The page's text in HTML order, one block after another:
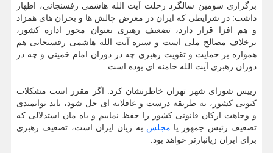
برگزاری سومین سالگرد رحلت آیت الله هاشمی رفسنجانی، اظهار
داشت: در شرایطی كه ایران در معرض چالش ها و بحران های همزاد
و هم افزا قرار دارد، تضعیف رهبری بعنوان محور اداره كشور،
برخلاف مصالح ملی است و سیره آیت الله هاشمی رفسنجانی هم
همواره بر حمایت و تقویت رهبری چه در دوران امام خمینی و چه در
دوران رهبری آیت الله خامنه ای بوده است.
رییس شورای شهر تهران خاطرنشان كرد: اگر مقرر است مشكلات
كنونی كشور، به طریقه درست و عاقلانه ای حل شود، باید توانمندی
و وجاهت اركان قانونی كشور را حفظ نماییم و باه مان استدلالی كه
تضعیف رئیس جمهور یا مجلس به زیان ایران است، تضعیف رهبری
برای ایران زیانبارتر خواهد بود.